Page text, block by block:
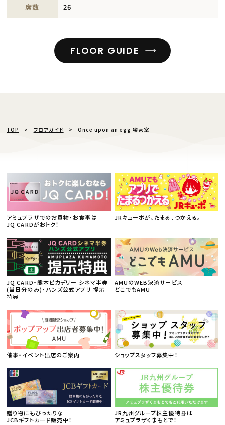
席数 26
FLOOR GUIDE
TOP フロアガイド Once upon an egg 喫茶室
アミュプラザでのお買物・お食事は
JQ CARDがおトク！
JRキューポが、たまる、つかえる。
JQ CARD・熊本ピカデリー シネマ半券
(当日分のみ)・ハンズ公式アプリ 提示
特典
AMUのWEB決済サービス
どこでもAMU
催事・イベント出店のご案内 ショップスタッフ募集中！
贈り物にもぴったりな
JCBギフトカード販売中！
JR九州グループ株主優待券は
アミュプラザくまもとで！